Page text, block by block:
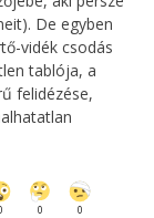
De egyben
vidék csodás
tablója, a
felidézése,
0 0